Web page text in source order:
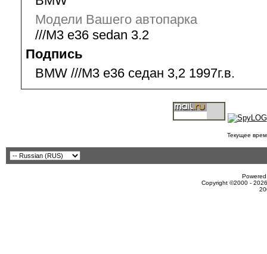
Модели Вашего автопарка
///M3 e36 sedan 3.2
Подпись
BMW ///M3 e36 седан 3,2 1997г.в.
Текущее
Copyright ©2000 -